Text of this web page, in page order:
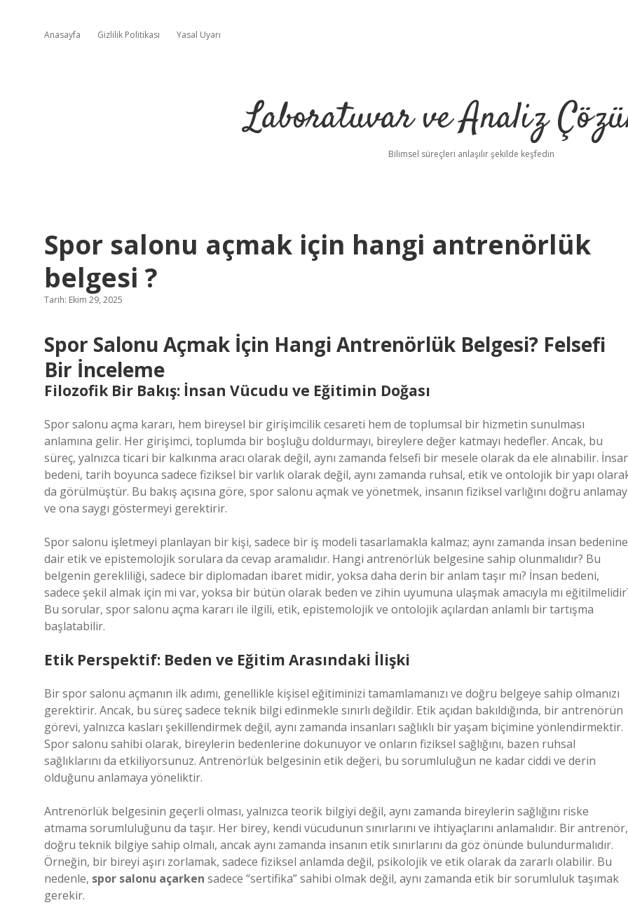
Anasayfa Gizlilik Politikası Yasal Uyarı
Laboratuvar ve Analiz
Bilimsel süreçleri anlaşılır şekilde keşfedin
Spor salonu açmak için hangi antrenörlük
belgesi ?
Tarih: Ekim 29, 2025
Spor Salonu Açmak İçin Hangi Antrenörlük Belgesi? Felsefi
Bir İnceleme
Filozofik Bir Bakış: İnsan Vücudu ve Eğitimin Doğası
Spor salonu açma kararı, hem bireysel bir girişimcilik cesareti hem de toplumsal bir hizmetin sunulması
anlamına gelir. Her girişimci, toplumda bir boşluğu doldurmayı, bireylere değer katmayı hedefler. Ancak, bu
süreç, yalnızca ticari bir kalkınma aracı olarak değil, aynı zamanda felsefi bir mesele olarak da ele alınabilir.
bedeni, tarih boyunca sadece fiziksel bir varlık olarak değil, aynı zamanda ruhsal, etik ve ontolojik bir yapı
da görülmüştür. Bu bakış açısına göre, spor salonu açmak ve yönetmek, insanın fiziksel varlığını doğru
ve ona saygı göstermeyi gerektirir.
Spor salonu işletmeyi planlayan bir kişi, sadece bir iş modeli tasarlamakla kalmaz; aynı zamanda insan bedenine
dair etik ve epistemolojik sorulara da cevap aramalıdır. Hangi antrenörlük belgesine sahip olunmalıdır? Bu
belgenin gerekliliği, sadece bir diplomadan ibaret midir, yoksa daha derin bir anlam taşır mı? İnsan bedeni,
sadece şekil almak için mi var, yoksa bir bütün olarak beden ve zihin uyumuna ulaşmak amacıyla mı
Bu sorular, spor salonu açma kararı ile ilgili, etik, epistemolojik ve ontolojik açılardan anlamlı bir tartışma
başlatabilir.
Etik Perspektif: Beden ve Eğitim Arasındaki İlişki
Bir spor salonu açmanın ilk adımı, genellikle kişisel eğitiminizi tamamlamanızı ve doğru belgeye sahip olmanızı
gerektirir. Ancak, bu süreç sadece teknik bilgi edinmekle sınırlı değildir. Etik açıdan bakıldığında, bir antrenörün
görevi, yalnızca kasları şekillendirmek değil, aynı zamanda insanları sağlıklı bir yaşam biçimine yönlendirmektir.
Spor salonu sahibi olarak, bireylerin bedenlerine dokunuyor ve onların fiziksel sağlığını, bazen ruhsal
sağlıklarını da etkiliyorsunuz. Antrenörlük belgesinin etik değeri, bu sorumluluğun ne kadar ciddi ve derin
olduğunu anlamaya yöneliktir.
Antrenörlük belgesinin geçerli olması, yalnızca teorik bilgiyi değil, aynı zamanda bireylerin sağlığını riske
atmama sorumluluğunu da taşır. Her birey, kendi vücudunun sınırlarını ve ihtiyaçlarını anlamalıdır. Bir antrenör,
doğru teknik bilgiye sahip olmalı, ancak aynı zamanda insanın etik sınırlarını da göz önünde bulundurmalıdır.
Örneğin, bir bireyi aşırı zorlamak, sadece fiziksel anlamda değil, psikolojik ve etik olarak da zararlı olabilir. Bu
nedenle, spor salonu açarken sadece “sertifika” sahibi olmak değil, aynı zamanda etik bir sorumluluk taşımak
gerekir.